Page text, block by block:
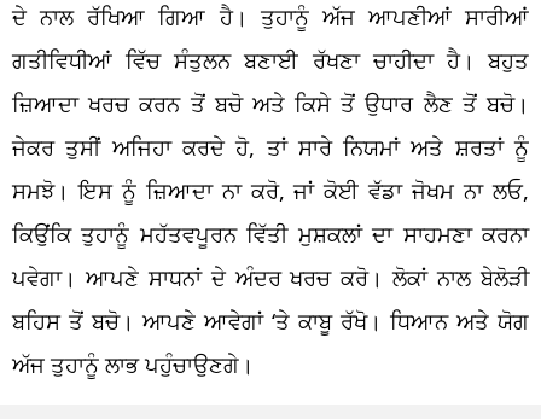
ਦੇ ਨਾਲ ਰੱਖਿਆ ਗਿਆ ਹੈ। ਤੁਹਾਨੂੰ ਅੱਜ ਆਪਣੀਆਂ ਸਾਰੀਆਂ
ਗਤੀਵਿਧੀਆਂ ਵਿੱਚ ਸੰਤੁਲਨ ਬਣਾਈ ਰੱਖਣਾ ਚਾਹੀਦਾ ਹੈ। ਬਹੁਤ
ਜ਼ਿਆਦਾ ਖਰਚ ਕਰਨ ਤੋਂ ਬਚੋ ਅਤੇ ਕਿਸੇ ਤੋਂ ਉਧਾਰ ਲੈਣ ਤੋਂ ਬਚੋ।
ਜੇਕਰ ਤੁਸੀਂ ਅਜਿਹਾ ਕਰਦੇ ਹੋ, ਤਾਂ ਸਾਰੇ ਨਿਯਮਾਂ ਅਤੇ ਸ਼ਰਤਾਂ ਨੂੰ
ਸਮਝੋ। ਇਸ ਨੂੰ ਜ਼ਿਆਦਾ ਨਾ ਕਰੋ, ਜਾਂ ਕੋਈ ਵੱਡਾ ਜੋਖਮ ਨਾ ਲਓ,
ਕਿਉਂਕਿ ਤੁਹਾਨੂੰ ਮਹੱਤਵਪੂਰਨ ਵਿੱਤੀ ਮੁਸ਼ਕਲਾਂ ਦਾ ਸਾਹਮਣਾ ਕਰਨਾ
ਪਵੇਗਾ। ਆਪਣੇ ਸਾਧਨਾਂ ਦੇ ਅੰਦਰ ਖਰਚ ਕਰੋ। ਲੋਕਾਂ ਨਾਲ ਬੇਲੋੜੀ
ਬਹਿਸ ਤੋਂ ਬਚੋ। ਆਪਣੇ ਆਵੇਗਾਂ ‘ਤੇ ਕਾਬੂ ਰੱਖੋ। ਧਿਆਨ ਅਤੇ ਯੋਗ
ਅੱਜ ਤੁਹਾਨੂੰ ਲਾਭ ਪਹੁੰਚਾਉਣਗੇ।